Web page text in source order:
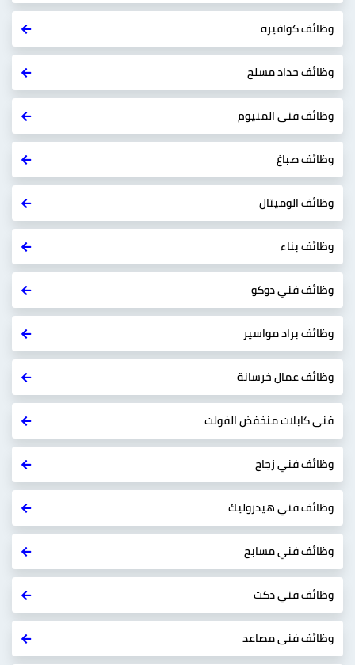
وظائف كوافيره
وظائف حداد مسلح
وظائف فنى المنيوم
وظائف صباغ
وظائف الوميتال
وظائف بناء
وظائف فني دوكو
وظائف براد مواسير
وظائف عمال خرسانة
فنى كابلات منخفض الفولت
وظائف فني زجاج
وظائف فني هيدروليك
وظائف فني مسابح
وظائف فني دكت
وظائف فنى مصاعد